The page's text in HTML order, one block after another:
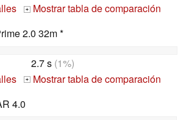
+
Mostrar tabla de comparación
2.0 32m *
2.7 s(1%)
+
Mostrar tabla de comparación
4.0